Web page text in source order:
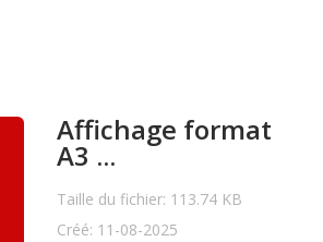
Affichage format
A3 ...
Taille du fichier: 113.74 KB
Créé: 11-08-2025